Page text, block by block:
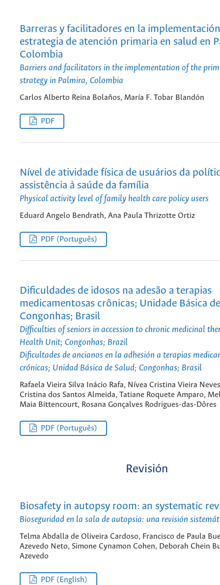
Barreras y facilitadores en la
estrategia de atención primaria en salud en
Colombia
Barriers and facilitators in the implementation of the
strategy in Palmira, Colombia
Carlos Alberto Reina Bolaños, María F. Tobar Blandón
PDF
Nível de atividade física de usuários da
assistência à saúde da família
Physical activity level of family health care policy users
Eduard Angelo Bendrath, Ana Paula Thrizotte Ortiz
PDF (Português)
Dificuldades de idosos na adesão a terapias
medicamentosas crônicas; Unidade Básica
Congonhas; Brasil
Difficulties of seniors in accession to chronic medicinal
Health Unit; Congonhas; Brazil
Dificultades de ancianos en la adhesión a terapias
crónicas; Unidad Básica de Salud; Congonhas; Brasil
Rafaela Vieira Silva Inácio Rafa, Nívea Cristina Vieira
Cristina dos Santos Almeida, Tatiane Roquete Amparo,
Maia Bittencourt, Rosana Gonçalves Rodrigues-das-Dôres
PDF (Português)
Revisión
Biosafety in autopsy room: an systematic
Bioseguridad en la sala de autopsia: una revisión
Telma Abdalla de Oliveira Cardoso, Francisco de Paula
Azevedo Neto, Simone Cynamon Cohen, Deborah Chein
Azevedo
PDF (English)